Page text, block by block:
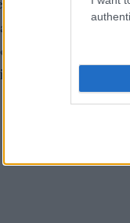
de là, on peut
adapter leurs
si l’épargne